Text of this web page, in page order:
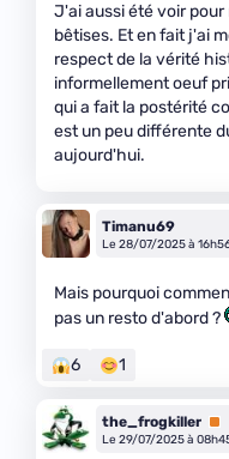
J'ai aussi été voir
bêtises. Et en fait j'ai
respect de la vérité
informellement oeuf
qui a fait la postérité
est un peu différente
aujourd'hui.
Timanu69
Le 28/07/2025 à
Mais pourquoi
pas un resto d'abord ?
6 1
the_frogkiller
Le 29/07/2025 à